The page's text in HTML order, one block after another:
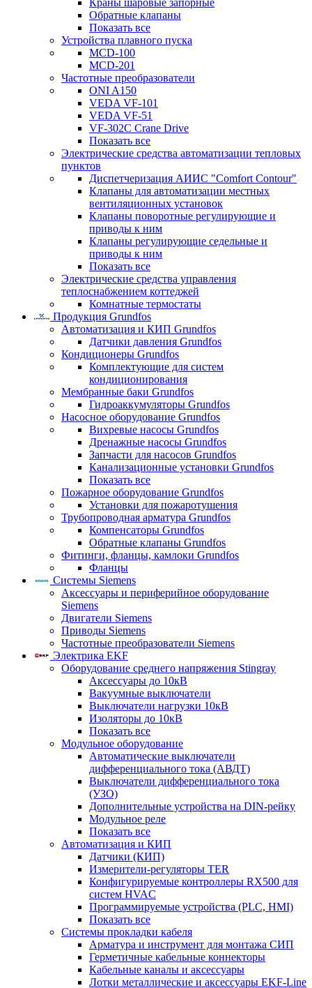
Краны шаровые запорные
Обратные клапаны
Показать все
Устройства плавного пуска
MCD-100
MCD-201
Частотные преобразователи
ONI A150
VEDA VF-101
VEDA VF-51
VF-302C Crane Drive
Показать все
Электрические средства автоматизации тепловых
пунктов
Диспетчеризация АИИС "Comfort Contour"
Клапаны для автоматизации местных
вентиляционных установок
Клапаны поворотные регулирующие и
приводы к ним
Клапаны регулирующие седельные и
приводы к ним
Показать все
Электрические средства управления
теплоснабжением коттеджей
Комнатные термостаты
Продукция Grundfos
Автоматизация и КИП Grundfos
Датчики давления Grundfos
Кондиционеры Grundfos
Комплектующие для систем
кондиционирования
Мембранные баки Grundfos
Гидроаккумуляторы Grundfos
Насосное оборудование Grundfos
Вихревые насосы Grundfos
Дренажные насосы Grundfos
Запчасти для насосов Grundfos
Канализационные установки Grundfos
Показать все
Пожарное оборудование Grundfos
Установки для пожаротушения
Трубопроводная арматура Grundfos
Компенсаторы Grundfos
Обратные клапаны Grundfos
Фитинги, фланцы, камлоки Grundfos
Фланцы
Системы Siemens
Аксессуары и периферийное оборудование
Siemens
Двигатели Siemens
Приводы Siemens
Частотные преобразователи Siemens
Электрика EKF
Оборудование среднего напряжения Stingray
Аксессуары до 10кВ
Вакуумные выключатели
Выключатели нагрузки 10кВ
Изоляторы до 10кВ
Показать все
Модульное оборудование
Автоматические выключатели
дифференциального тока (АВДТ)
Выключатели дифференциального тока
(УЗО)
Дополнительные устройства на DIN-рейку
Модульное реле
Показать все
Автоматизация и КИП
Датчики (КИП)
Измерители-регуляторы TER
Конфигурируемые контроллеры RX500 для
систем HVAC
Программируемые устройства (PLC, HMI)
Показать все
Системы прокладки кабеля
Арматура и инструмент для монтажа СИП
Герметичные кабельные коннекторы
Кабельные каналы и аксессуары
Лотки металлические и аксессуары EKF-Line